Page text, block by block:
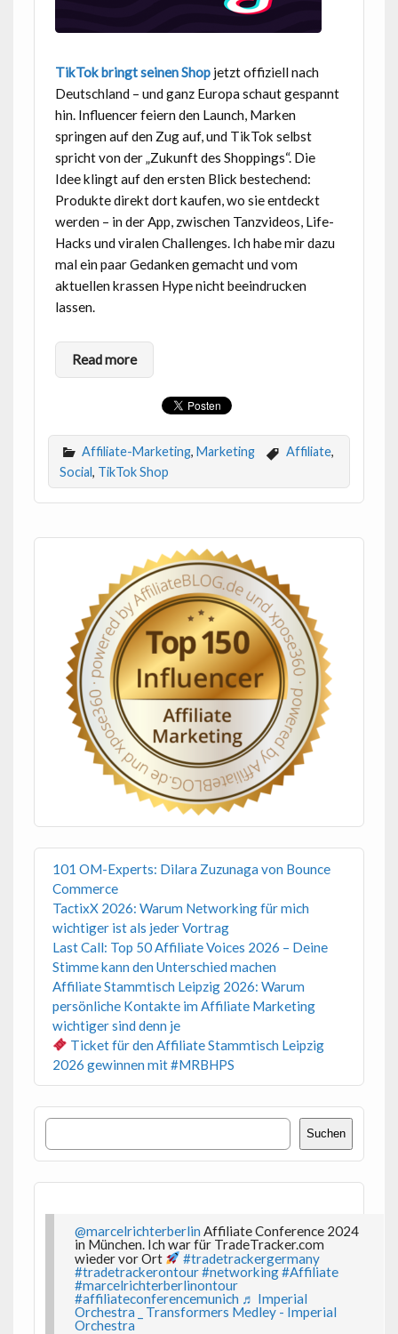
TikTok bringt seinen Shop jetzt offiziell nach
Deutschland – und ganz Europa schaut gespannt
hin. Influencer feiern den Launch, Marken
springen auf den Zug auf, und TikTok selbst
spricht von der „Zukunft des Shoppings“. Die
Idee klingt auf den ersten Blick bestechend:
Produkte direkt dort kaufen, wo sie entdeckt
werden – in der App, zwischen Tanzvideos, Life-
Hacks und viralen Challenges. Ich habe mir dazu
mal ein paar Gedanken gemacht und vom
aktuellen krassen Hype nicht beeindrucken
lassen.
Read more
Affiliate-Marketing, Marketing Affiliate,
Social, TikTok Shop
101 OM-Experts: Dilara Zuzunaga von Bounce
Commerce
TactixX 2026: Warum Networking für mich
wichtiger ist als jeder Vortrag
Last Call: Top 50 Affiliate Voices 2026 – Deine
Stimme kann den Unterschied machen
Affiliate Stammtisch Leipzig 2026: Warum
persönliche Kontakte im Affiliate Marketing
wichtiger sind denn je
Ticket für den Affiliate Stammtisch Leipzig
2026 gewinnen mit #MRBHPS
Suchen
Suchen
@marcelrichterberlin Affiliate Conference 2024
in München. Ich war für TradeTracker.com
wieder vor Ort
#tradetrackergermany
#tradetrackerontour#networking#Affiliate
#marcelrichterberlinontour
#affiliateconferencemunich ♬ Imperial
Orchestra _ Transformers Medley - Imperial
Orchestra